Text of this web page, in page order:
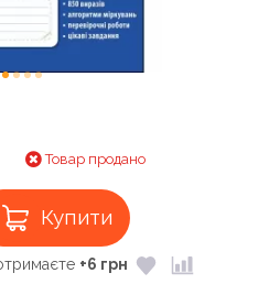
Товар продано
Купити
+6 грн